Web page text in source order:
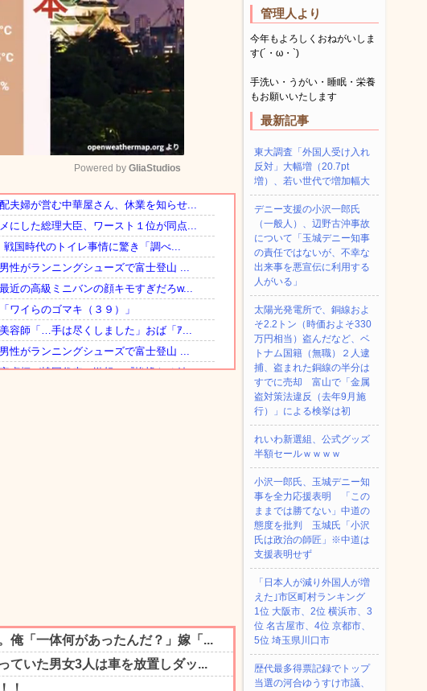
Mute
Powered by GliaStudios
管理人より
今年もよろしくおねがいしま
す(´・ω・`)
手洗い・うがい・睡眠・栄養
もお願いいたします
最新記事
東大調査「外国人受け入れ
反対」大幅増（20.7pt
増）、若い世代で増加幅大
デニー支援の小沢一郎氏
（一般人）、辺野古沖事故
について「玉城デニー知事
の責任ではないが、不幸な
出来事を悪宣伝に利用する
人がいる」
太陽光発電所で、銅線およ
そ2.2トン（時価およそ330
万円相当）盗んだなど、ベ
トナム国籍（無職）２人逮
捕、盗まれた銅線の半分は
すでに売却 富山で「金属
盗対策法違反（去年9月施
行）」による検挙は初
れいわ新選組、公式グッズ
半額セールｗｗｗｗ
小沢一郎氏、玉城デニー知
事を全力応援表明 「この
ままでは勝てない」中道の
態度を批判 玉城氏「小沢
氏は政治の師匠」※中道は
支援表明せず
「日本人が減り外国人が増
えた｣市区町村ランキング
1位 大阪市、2位 横浜市、3
位 名古屋市、4位 京都市、
5位 埼玉県川口市
歴代最多得票記録でトップ
当選の河合ゆうすけ市議、